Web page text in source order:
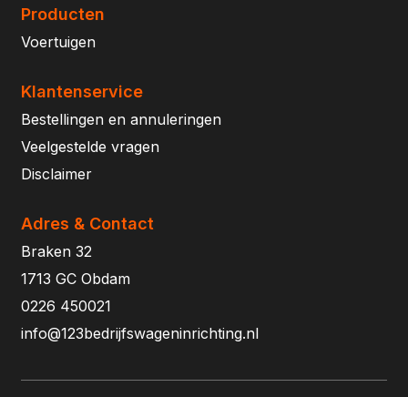
Producten
Voertuigen
Klantenservice
Bestellingen en annuleringen
Veelgestelde vragen
Disclaimer
Adres & Contact
Braken 32
1713 GC Obdam
0226 450021
info@123bedrijfswageninrichting.nl